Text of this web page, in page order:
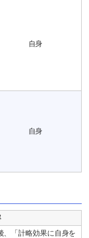
自身
自身
、「計略効果に自身を